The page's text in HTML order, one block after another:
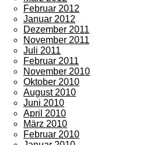
Februar 2012
Januar 2012
Dezember 2011
November 2011
Juli 2011
Februar 2011
November 2010
Oktober 2010
August 2010
Juni 2010
April 2010
März 2010
Februar 2010